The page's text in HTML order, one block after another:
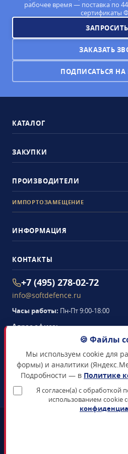
рабочее время — поставка по
сертификаты
ЗАКАЗАТЬ
ПОДПИСАТЬСЯ НА
КАТАЛОГ
ЗАКУПКИ
ПРОИЗВОДИТЕЛИ
ИМПОРТОЗАМЕЩЕНИЕ
ИНФОРМАЦИЯ
КОНТАКТЫ
+7 (495) 278-02-72
info@softdefence.ru
Часы работы: Пн-Пт 9:00-18:00
Адрес офиса:
Семёновская набережная, д. 2/1, стр.
Схема проезда →
ЗАКАЗАТЬ
🍪 Файлы
Мы используем cookie для
формы) и аналитики
Подробности — в Политике
Я согласен(а) с обработкой
использованием cookie